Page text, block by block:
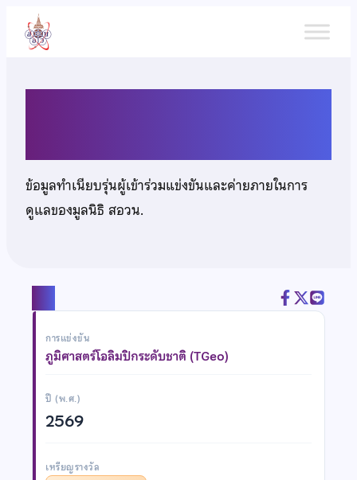
เนื้อหา
ข้อมูลทำเนียบรุ่นผู้เข้าร่วมแข่งขันและค่ายภายในการ
ดูแลของมูลนิธิ สอวน.
การแข่งขัน
ภูมิศาสตร์โอลิมปิกระดับชาติ (TGeo)
ปี (พ.ศ.)
2569
เหรียญรางวัล